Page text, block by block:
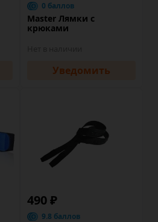
0 баллов
Master Лямки с
крюками
Уведомить
490 ₽
9.8 баллов